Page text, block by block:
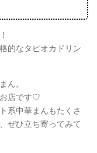
的なタピオカドリン
ん。
店です♡
系中華まんもたくさ
ぜひ立ち寄ってみて